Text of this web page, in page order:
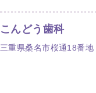
こんどう歯科
三重県桑名市桜通18番地